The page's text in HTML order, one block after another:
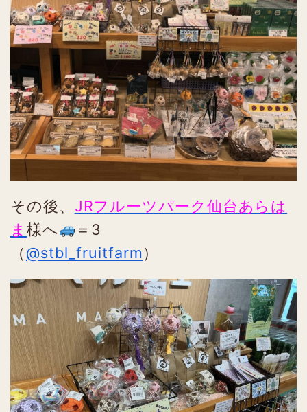
その後、 JRフルーツパーク仙台あらは
ま 様へ
＝3
（@stbl_fruitfarm）